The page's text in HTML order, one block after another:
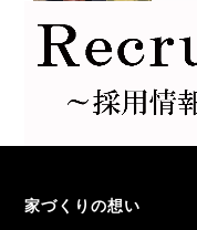
家づくりの想い